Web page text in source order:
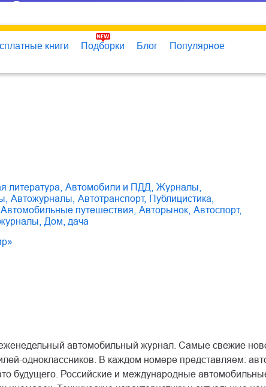
книги Подборки Блог
Популярное
литература автомобили и ПДД журналы
автожурналы автотранспорт, публицистика
автомобильные путешествия авторынок автоспорт,
дом, дача
автомобильный журнал. Самые свежие
одноклассников. В каждом номере представляем:
будущего. Российские и международные